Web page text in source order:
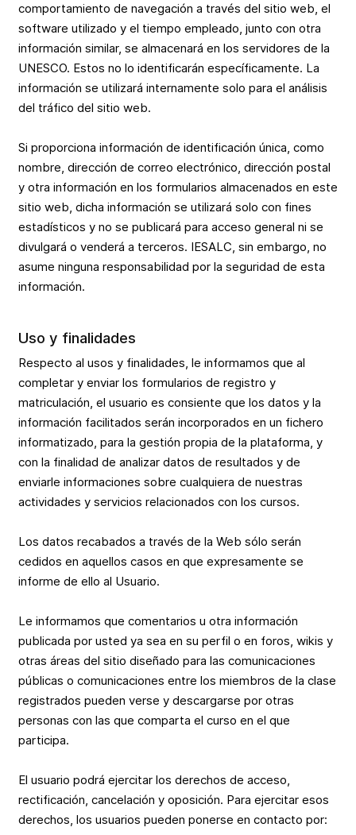
comportamiento de navegación a través del sitio web, el
software utilizado y el tiempo empleado, junto con otra
información similar, se almacenará en los servidores de la
UNESCO. Estos no lo identificarán específicamente. La
información se utilizará internamente solo para el análisis
del tráfico del sitio web.
Si proporciona información de identificación única, como
nombre, dirección de correo electrónico, dirección postal
y otra información en los formularios almacenados en este
sitio web, dicha información se utilizará solo con fines
estadísticos y no se publicará para acceso general ni se
divulgará o venderá a terceros. IESALC, sin embargo, no
asume ninguna responsabilidad por la seguridad de esta
información.
Uso y finalidades
Respecto al usos y finalidades, le informamos que al
completar y enviar los formularios de registro y
matriculación, el usuario es consiente que los datos y la
información facilitados serán incorporados en un fichero
informatizado, para la gestión propia de la plataforma, y
con la finalidad de analizar datos de resultados y de
enviarle informaciones sobre cualquiera de nuestras
actividades y servicios relacionados con los cursos.
Los datos recabados a través de la Web sólo serán
cedidos en aquellos casos en que expresamente se
informe de ello al Usuario.
Le informamos que comentarios u otra información
publicada por usted ya sea en su perfil o en foros, wikis y
otras áreas del sitio diseñado para las comunicaciones
públicas o comunicaciones entre los miembros de la clase
registrados pueden verse y descargarse por otras
personas con las que comparta el curso en el que
participa.
El usuario podrá ejercitar los derechos de acceso,
rectificación, cancelación y oposición. Para ejercitar esos
derechos, los usuarios pueden ponerse en contacto por: